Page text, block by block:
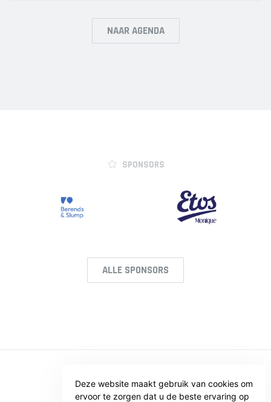
Deze website maakt gebruik van cookies om
ervoor te zorgen dat u de beste ervaring op
NAAR AGENDA
SPONSORS
ALLE SPONSORS
© SV VOORWAARTS TWELLO